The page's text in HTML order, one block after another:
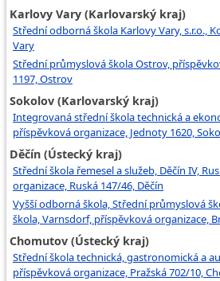
Karlovy Vary (Karlovarský kraj)
Střední odborná škola Karlovy Vary, s.r.o.,
Vary
Střední průmyslová škola Ostrov,
1197, Ostrov
Sokolov (Karlovarský kraj)
Integrovaná střední škola technická a
příspěvková organizace, Jednoty 1620,
Děčín (Ústecký kraj)
Střední škola řemesel a služeb, Děčín IV,
organizace, Ruská 147/46, Děčín
Vyšší odborná škola, Střední průmyslová
škola, Varnsdorf, příspěvková organizace,
Chomutov (Ústecký kraj)
Střední škola technická, gastronomická a
příspěvková organizace, Pražská 702/10,